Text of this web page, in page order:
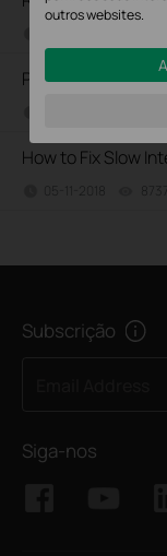
Por que não
How to Fix Slow
05-11-2018
Subscrição
Siga-nos
outros websites.